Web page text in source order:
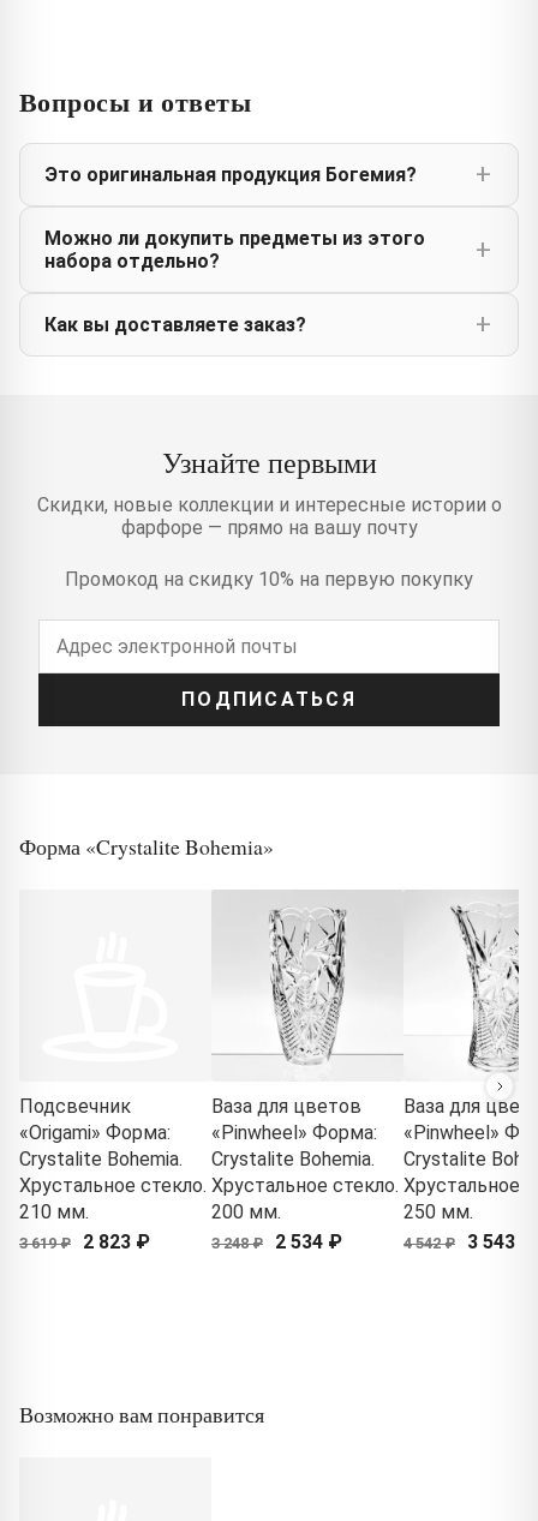
Вопросы и ответы
Это оригинальная продукция Богемия?
Можно ли докупить предметы из этого
набора отдельно?
Как вы доставляете заказ?
Узнайте первыми
Скидки, новые коллекции и интересные истории о
фарфоре — прямо на вашу почту
Промокод на скидку 10% на первую покупку
ПОДПИСАТЬСЯ
Форма «Crystalite Bohemia»
Подсвечник
«Origami» Форма:
Crystalite Bohemia.
Хрустальное стекло.
210 мм.
3 619 ₽ 2 823 ₽
Ваза для цветов
«Pinwheel» Форма:
Crystalite Bohemia.
Хрустальное стекло.
200 мм.
3 248 ₽ 2 534 ₽
Ваза для
«Pinwheel»
Crystalite
Хрустальное
250 мм.
4 542 ₽ 3 543 ₽
Возможно вам понравится